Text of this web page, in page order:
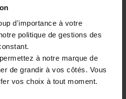
d'importance à votre
politique de gestions des
à notre marque de
de grandir à vos côtés. Vous
vos choix à tout moment.
mois
et doit être remboursé.
de remboursement avant